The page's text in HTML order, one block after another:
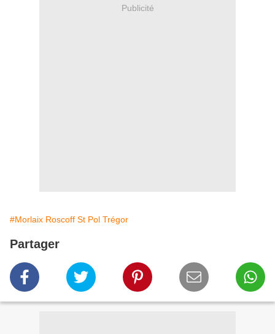
Publicité
#Morlaix Roscoff St Pol Trégor
Partager